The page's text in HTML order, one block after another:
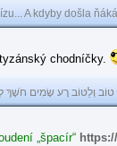
A kdyby došla
chodníčky.
טוֹב וְלַטּוֹב רָע שָׂמִים חֹשֶׁךְ
„špacír“